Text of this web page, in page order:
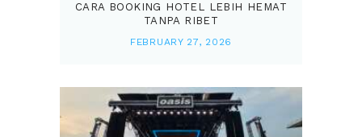
CARA BOOKING HOTEL LEBIH HEMAT
TANPA RIBET
FEBRUARY 27, 2026